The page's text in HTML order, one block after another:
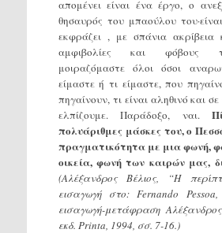
απομένει είναι ένα έργο, ο
θησαυρός του μπαούλου
εκφράζει , με σπάνια ακρίβεια
αμφιβολίες και φόβους
μοιραζόμαστε όλοι όσοι
είμαστε ή τι είμαστε, που
πηγαίνουν, τι είναι αληθινό και
ελπίζουμε. Παράδοξο, ναι.
πολυάριθμες μάσκες του, ο
πραγματικότητα με μια φωνή,
οικεία, φωνή των καιρών μας,
(Αλέξανδρος Βέλιος, “Η
εισαγωγή στο: Fernando
εισαγωγή-μετάφραση
εκδ. Printa, 1994, σσ. 7-16.)